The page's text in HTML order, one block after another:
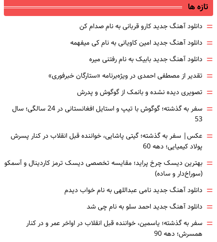
تازه ها
= دانلود آهنگ جدید کارو قربانی به نام صدام کن
= دانلود آهنگ جدید امین کاویانی به نام کی میفهمه
= دانلود آهنگ جدید بابیک به نام رفتنی میره
= تقدیر از مصطفی احمدی در ویژه‌برنامه «ستارگان خبرفوری»
= تصویری دیده نشده و بانمک از گوگوش و پدرش
=
سفر به گذشته؛ گوگوش با تیپ و استایل افغانستانی در 24 سالگی؛ سال
53
= عکس| سفر به گذشته؛ گیتی پاشایی، خواننده قبل انقلاب در کنار پسرش
پولاد کیمیایی؛ دهه 60
= بهترین دیسک چرخ پراید؛ مقایسه تخصصی دیسک ترمز کاردینال و آسمکو
(سوراخ‌دار و ساده)
= دانلود آهنگ جدید نامی عبداللهی به نام خواب دیدم
= دانلود آهنگ جدید احمد سلو به نام چی شد
= سفر به گذشته؛ یاسمین، خواننده قبل انقلاب در اواخر عمر و در کنار
همسرش؛ دهه 90